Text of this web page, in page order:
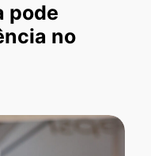
pode
no